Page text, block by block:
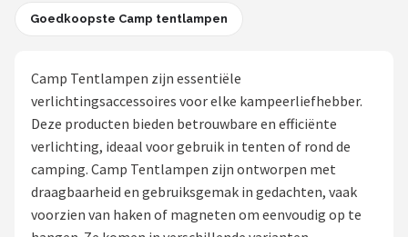
Slaapzakken
Slaapmatten
Koelboxen
Shop
Goedkoopste Camp tentlampen
Camp Tentlampen zijn essentiële
verlichtingsaccessoires voor elke kampeerliefhebber.
Deze producten bieden betrouwbare en efficiënte
verlichting, ideaal voor gebruik in tenten of rond de
camping. Camp Tentlampen zijn ontworpen met
draagbaarheid en gebruiksgemak in gedachten, vaak
voorzien van haken of magneten om eenvoudig op te